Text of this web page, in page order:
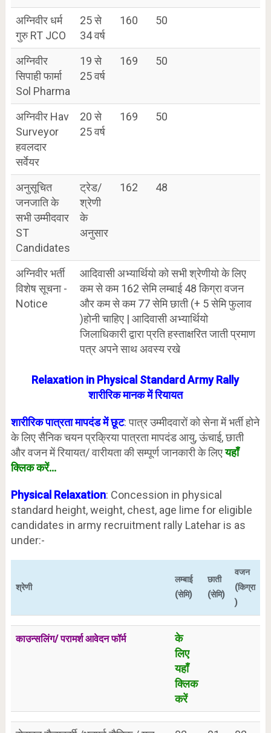
अग्निवीर धर्म
गुरु RT JCO
25 से
34 वर्ष
160 50
अग्निवीर
सिपाही फार्मा
Sol Pharma
19 से
25 वर्ष
169 50
अग्निवीर Hav
Surveyor
हवलदार
सर्वेयर
20 से
25 वर्ष
169 50
अनुसूचित
जनजाति के
सभी उम्मीदवार
ST
Candidates
ट्रेड/
श्रेणी
के
अनुसार
162 48
अग्निवीर भर्ती
विशेष सूचना -
Notice
आदिवासी अभ्यार्थियो को सभी श्रेणीयो के लिए
कम से कम 162 सेमि लम्बाई 48 किग्रा वजन
और कम से कम 77 सेमि छाती (+ 5 सेमि फुलाव
)होनी चाहिए | आदिवासी अभ्यार्थियो
जिलाधिकारी द्वारा प्रति हस्ताक्षरित जाती प्रमाण
पत्र अपने साथ अवस्य रखे
Relaxation in Physical Standard Army Rally
शारीरिक मानक में रियायत
शारीरिक पात्रता मापदंड में छूट: पात्र उम्मीदवारों को सेना में भर्ती होने
के लिए सैनिक चयन प्रक्रिया पात्रता मापदंड आयु, ऊंचाई, छाती
और वजन में रियायत/ वारीयता की सम्पूर्ण जानकारी के लिएयहाँ
क्लिक करें…
Physical Relaxation: Concession in physical
standard height, weight, chest, age lime for eligible
candidates in army recruitment rally Latehar is as
under:-
श्रेणी
लम्बाई
(सेमि)
छाती
(सेमि)
वजन
(किग्रा
)
काउन्सलिंग/ परामर्श आवेदन फॉर्म
के
लिए
यहाँ
क्लिक
करें